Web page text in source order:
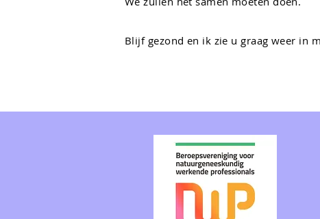
Blijf gezond en ik zie u graag weer in